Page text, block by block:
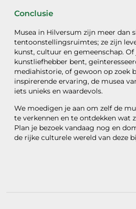
Conclusie
Musea in Hilversum zijn meer dan
tentoonstellingsruimtes; ze zijn
kunst, cultuur en gemeenschap. Of
kunstliefhebber bent,
mediahistorie, of gewoon op zoek
inspirerende ervaring, de musea
iets unieks en waardevols.
We moedigen je aan om zelf de
te verkennen en te ontdekken wat
Plan je bezoek vandaag nog en
de rijke culturele wereld van deze